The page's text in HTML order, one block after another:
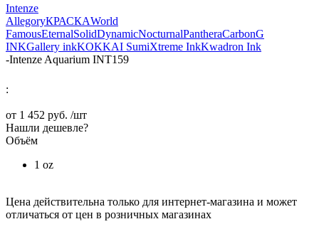
Intenze
AllegoryКРАСКАWorld
FamousEternalSolidDynamicNocturnalPantheraCarbonG
INKGallery inkKOKKAI SumiXtreme InkKwadron Ink
-Intenze Aquarium INT159
:
от 1 452 руб. /шт
Нашли дешевле?
Объём
1 oz
Цена действительна только для интернет-магазина и может
отличаться от цен в розничных магазинах